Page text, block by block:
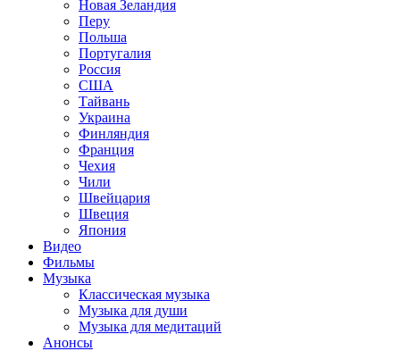
Новая Зеландия
Перу
Польша
Португалия
Россия
США
Тайвань
Украина
Финляндия
Франция
Чехия
Чили
Швейцария
Швеция
Япония
Видео
Фильмы
Музыка
Классическая музыка
Музыка для души
Музыка для медитаций
Анонсы